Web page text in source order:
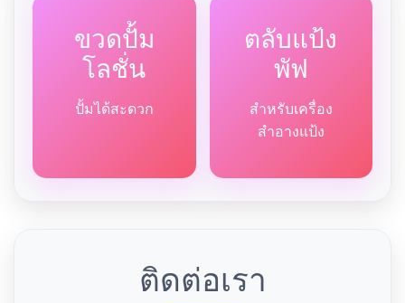
ขวดปั้ม
โลชั่น
ปั้มได้สะดวก
ตลับแป้ง
พัฟ
สำหรับเครื่อง
สำอางแป้ง
ติดต่อเรา